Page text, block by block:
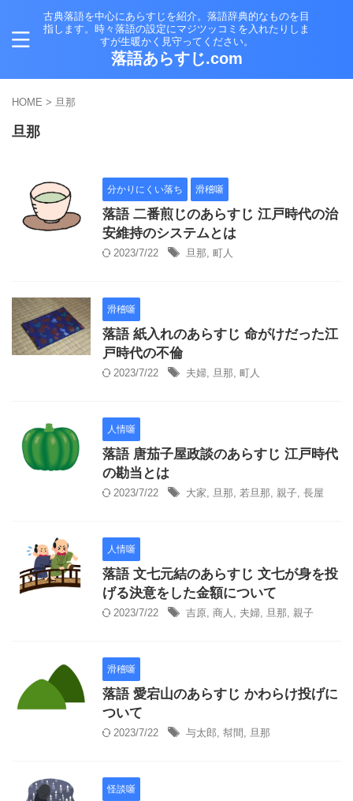
古典落語を中心にあらすじを紹介。落語辞典的なものを目
指します。時々落語の設定にマジツッコミを入れたりしま
すが生暖かく見守ってください。
落語あらすじ.com
HOME > 旦那
旦那
分かりにくい落ち 滑稽噺
落語 二番煎じのあらすじ 江戸時代の治
安維持のシステムとは
2023/7/22 旦那, 町人
滑稽噺
落語 紙入れのあらすじ 命がけだった江
戸時代の不倫
2023/7/22 夫婦, 旦那, 町人
人情噺
落語 唐茄子屋政談のあらすじ 江戸時代
の勘当とは
2023/7/22 大家, 旦那, 若旦那, 親子, 長屋
人情噺
落語 文七元結のあらすじ 文七が身を投
げる決意をした金額について
2023/7/22 吉原, 商人 , 夫婦, 旦那, 親子
滑稽噺
落語 愛宕山のあらすじ かわらけ投げに
ついて
2023/7/22 与太郎, 幇間 , 旦那
怪談噺